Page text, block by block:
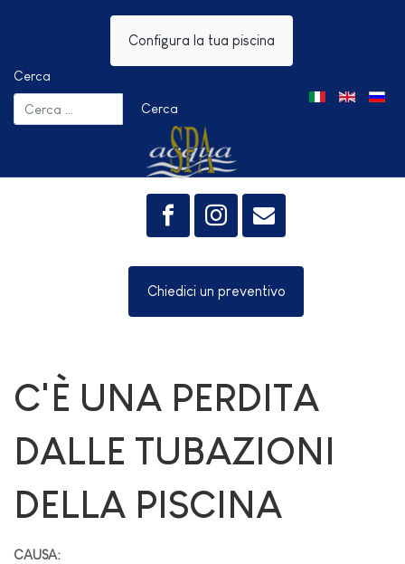
Configura la tua piscina
Cerca
Cerca
Seleziona la tua
Chiedici un preventivo
C'È UNA PERDITA
DALLE TUBAZIONI
DELLA PISCINA
CAUSA: